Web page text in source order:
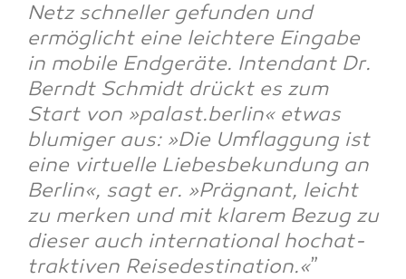
Netz schnel­ler gefun­den und
ermög­licht eine leich­te­re Ein­ga­be
in mobi­le End­ge­rä­te. Inten­dant Dr.
Berndt Schmidt drückt es zum
Start von »palast.berlin« etwas
blu­mi­ger aus: »Die Umflag­gung ist
eine vir­tu­el­le Lie­bes­be­kun­dung an
Ber­lin«, sagt er. »Prä­gnant, leicht
zu mer­ken und mit kla­rem Bezug zu
die­ser auch inter­na­tio­nal hoch­at­
trak­ti­ven Rei­se­desti­na­ti­on.«”